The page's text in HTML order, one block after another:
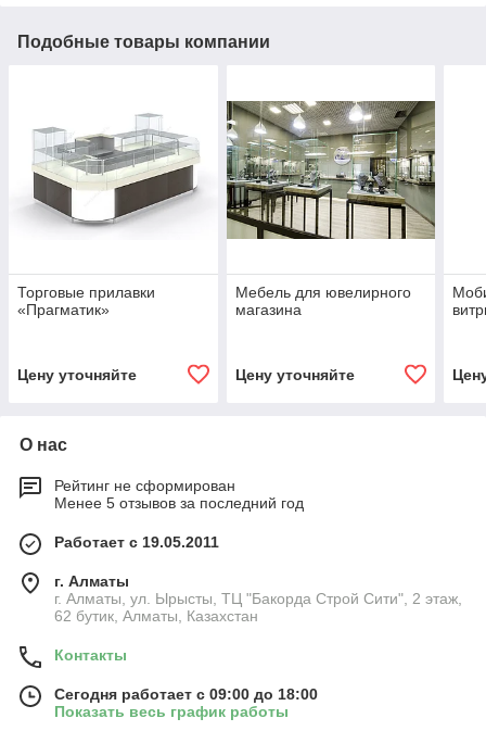
Подобные товары компании
Торговые прилавки
«Прагматик»
Цену уточняйте
Мебель для ювелирного
магазина
Цену уточняйте
О нас
Рейтинг не сформирован
Менее 5 отзывов за последний год
Работает с 19.05.2011
г. Алматы
г. Алматы, ул. Ырысты, ТЦ "Бакорда Строй Сити", 2 этаж,
62 бутик, Алматы, Казахстан
Контакты
Сегодня работает с 09:00 до 18:00
Показать весь график работы